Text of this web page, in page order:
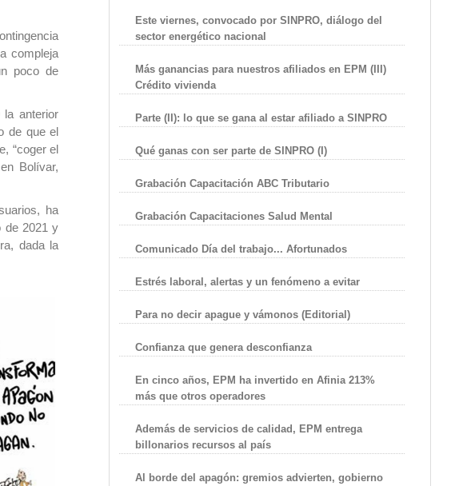
compleja
poco de
anterior
de que el
“coger el
Bolívar,
ha
de 2021 y
dada la
Este viernes, convocado por SINPRO, diálogo del
sector energético nacional
Más ganancias para nuestros afiliados en EPM (III)
Crédito vivienda
Parte (II): lo que se gana al estar afiliado a SINPRO
Qué ganas con ser parte de SINPRO (I)
Grabación Capacitación ABC Tributario
Grabación Capacitaciones Salud Mental
Comunicado Día del trabajo... Afortunados
Estrés laboral, alertas y un fenómeno a evitar
Para no decir apague y vámonos (Editorial)
Confianza que genera desconfianza
En cinco años, EPM ha invertido en Afinia 213%
más que otros operadores
Además de servicios de calidad, EPM entrega
billonarios recursos al país
Al borde del apagón: gremios advierten, gobierno